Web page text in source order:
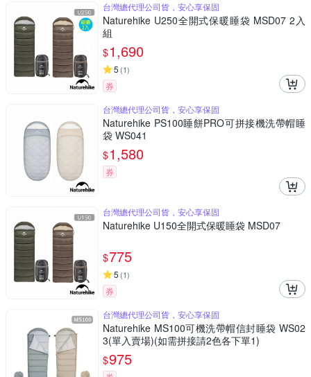
台灣總代理公司貨，安心享保固
Naturehike U250全開式保暖睡袋 MSD07 2入
組
$1,690
5 (1)
券
台灣總代理公司貨，安心享保固
Naturehike PS100睡餅PRO可拼接機洗帶帽睡
袋 WS041
$1,580
券
台灣總代理公司貨，安心享保固
Naturehike U150全開式保暖睡袋 MSD07
$775
5 (1)
券
台灣總代理公司貨，安心享保固
Naturehike MS100可機洗帶帽信封睡袋 WS02
3(單入賣場)(如需拼接請2色各下單1)
$975